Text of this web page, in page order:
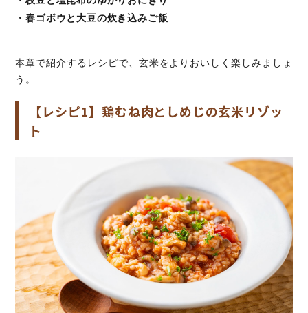
・春ゴボウと大豆の炊き込みご飯
本章で紹介するレシピで、玄米をよりおいしく楽しみましょ
う。
【レシピ1】鶏むね肉としめじの玄米リゾッ
ト